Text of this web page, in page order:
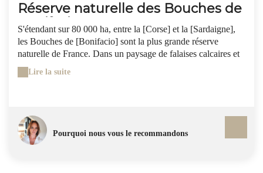
Réserve naturelle des Bouches de
Bonifacio
S'étendant sur 80 000 ha, entre la [Corse] et la [Sardaigne],
les Bouches de [Bonifacio] sont la plus grande réserve
naturelle de France. Dans un paysage de falaises calcaires et
de chaos granitiques, d'une mer transparente et turquoises où
s'égrènent comme autant de perles de petits archipels : Les
comme le puffin cendré et une flore aux influences alpines et
africaines. Plusieurs compagnies de vedettes proposent au
départ de Bonifacio (compter 15 à 25€, et de 45 min à une
Lire la suite
Pourquoi nous vous le recommandons